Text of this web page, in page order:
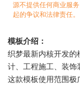
源不提供任何商业服
起的争议和法律责任。
模板介绍：
织梦最新内核开发
计、工程施工、装饰
这款模板使用范围